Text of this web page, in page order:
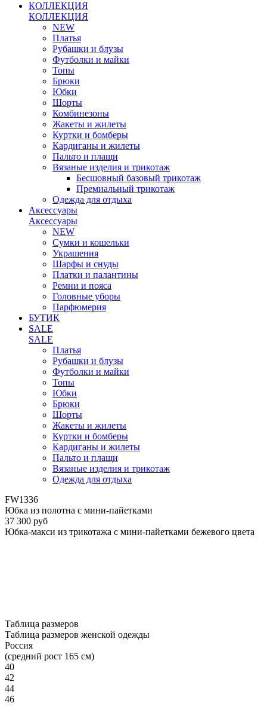
КОЛЛЕКЦИЯ
КОЛЛЕКЦИЯ
NEW
Платья
Рубашки и блузы
Футболки и майки
Топы
Брюки
Юбки
Шорты
Комбинезоны
Жакеты и жилеты
Куртки и бомберы
Кардиганы и жилеты
Пальто и плащи
Вязаные изделия и трикотаж
Бесшовный базовый трикотаж
Премиальный трикотаж
Одежда для отдыха
Аксессуары
Аксессуары
NEW
Сумки и кошельки
Украшения
Шарфы и снуды
Платки и палантины
Ремни и пояса
Головные уборы
Парфюмерия
БУТИК
SALE
SALE
Платья
Рубашки и блузы
Футболки и майки
Топы
Юбки
Брюки
Шорты
Жакеты и жилеты
Куртки и бомберы
Кардиганы и жилеты
Пальто и плащи
Вязаные изделия и трикотаж
Одежда для отдыха
FW1336
Юбка из полотна с мини-пайетками
37 300 руб
Юбка-макси из трикотажа с мини-пайетками бежевого цвета
Таблица размеров
Таблица размеров женской одежды
Россия
(средний рост 165 см)
40
42
44
46